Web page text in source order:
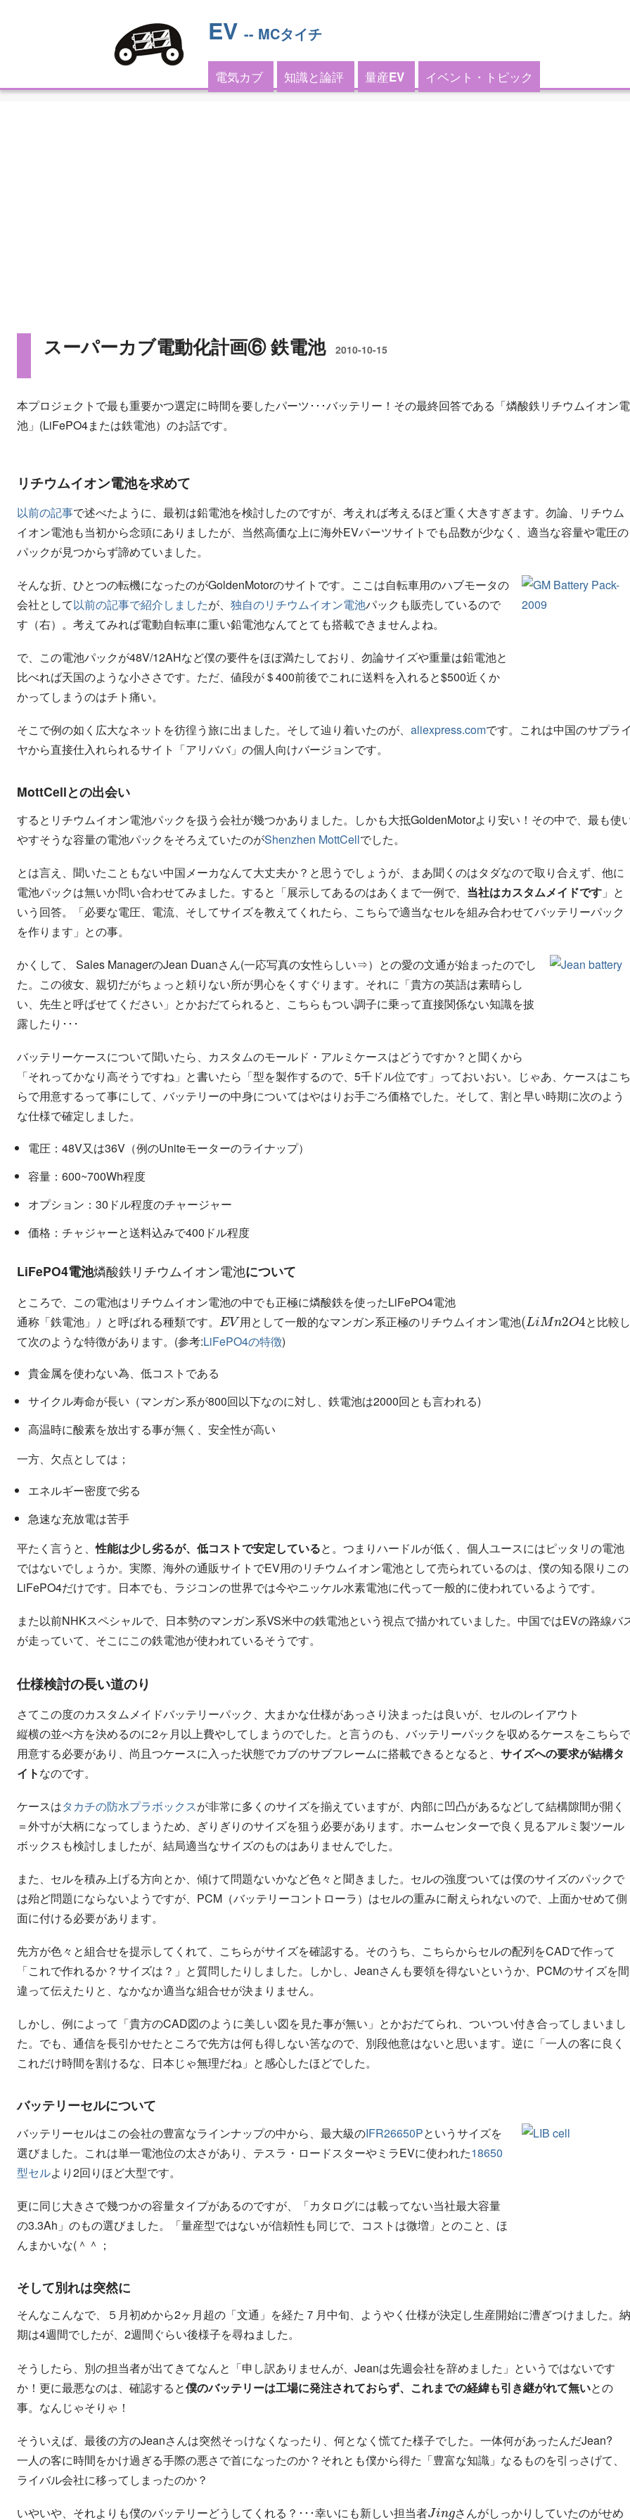
EV -- MCタイチ
電気カブ 知識と論評 量産EV イベント・トピック
スーパーカブ電動化計画⑥ 鉄電池 2010-10-15
本プロジェクトで最も重要かつ選定に時間を要したパーツ･･･バッテリー！その最終回答である「燐酸鉄リチウムイオン電
池」(LiFePO4または鉄電池）のお話です。
リチウムイオン電池を求めて
以前の記事で述べたように、最初は鉛電池を検討したのですが、考えれば考えるほど重く大きすぎます。勿論、リチウム
イオン電池も当初から念頭にありましたが、当然高価な上に海外EVパーツサイトでも品数が少なく、適当な容量や電圧の
パックが見つからず諦めていました。
そんな折、ひとつの転機になったのがGoldenMotorのサイトです。ここは自転車用のハブモータの
会社として以前の記事で紹介しましたが、 独自のリチウムイオン電池パックも販売しているので
す（右）。考えてみれば電動自転車に重い鉛電池なんてとても搭載できませんよね。
で、この電池パックが48V/12AHなど僕の要件をほぼ満たしており、勿論サイズや重量は鉛電池と
比べれば天国のような小ささです。ただ、値段が＄400前後でこれに送料を入れると$500近くか
かってしまうのはチト痛い。
そこで例の如く広大なネットを彷徨う旅に出ました。そして辿り着いたのが、 aliexpress.comです。これは中国のサプラ
ヤから直接仕入れられるサイト「アリババ」の個人向けバージョンです。
MottCellとの出会い
するとリチウムイオン電池パックを扱う会社が幾つかありました。しかも大抵GoldenMotorより安い！その中で、最も使
やすそうな容量の電池パックをそろえていたのがShenzhen MottCellでした。
とは言え、聞いたこともない中国メーカなんて大丈夫か？と思うでしょうが、まあ聞くのはタダなので取り合えず、他に
電池パックは無いか問い合わせてみました。すると「展示してあるのはあくまで一例で、 当社はカスタムメイドです 」と
いう回答。「必要な電圧、電流、そしてサイズを教えてくれたら、こちらで適当なセルを組み合わせてバッテリーパック
を作ります」との事。
かくして、 Sales ManagerのJean Duanさん(一応写真の女性らしい⇒）との愛の文通が始まったのでし
た。この彼女、親切だがちょっと頼りない所が男心をくすぐります。それに「貴方の英語は素晴らし
い、先生と呼ばせてください」とかおだてられると、こちらもつい調子に乗って直接関係ない知識を披
露したり･･･
バッテリーケースについて聞いたら、カスタムのモールド・アルミケースはどうですか？と聞くから
「それってかなり高そうですね」と書いたら「型を製作するので、5千ドル位です」っておいおい。じゃあ、ケースはこち
らで用意するって事にして、バッテリーの中身についてはやはりお手ごろ価格でした。そして、割と早い時期に次のよう
な仕様で確定しました。
電圧：48V又は36V（例のUniteモーターのライナップ）
容量：600~700Wh程度
オプション：30ドル程度のチャージャー
価格：チャジャーと送料込みで400ドル程度
LiFePO4電池燐 酸 鉄 リ チ ウ ム オ ン 電 池 について
ところで、この電池はリチウムイオン電池の中でも正極に燐酸鉄を使ったLiFePO4電池
通 称 鉄 電 池 ） 呼 ば れ る 種 類 で す 。 用 し て 般 な マ ン ガ ン 系 極 の リ チ ウ ム オ ン 電 池
通称「鉄 電池」）と呼 ばれる種類です。 E V用として一般 的 なマンガン系正
電池(LiM n2O4
と比較し
て次のような特徴があります。(参考:LiFePO4の特徴)
貴金属を使わない為、低コストである
サイクル寿命が長い（マンガン系が800回以下なのに対し、鉄電池は2000回とも言われる)
高温時に酸素を放出する事が無く、安全性が高い
一方、欠点としては；
エネルギー密度で劣る
急速な充放電は苦手
平たく言うと、性能は少し劣るが、低コストで安定していると。つまりハードルが低く、個人ユースにはピッタリの電池
ではないでしょうか。実際、海外の通販サイトでEV用のリチウムイオン電池として売られているのは、僕の知る限りこの
LiFePO4だけです。日本でも、ラジコンの世界では今やニッケル水素電池に代って一般的に使われているようです。
また以前NHKスペシャルで、日本勢のマンガン系VS米中の鉄電池という視点で描かれていました。中国ではEVの路線バ
が走っていて、そこにこの鉄電池が使われているそうです。
仕様検討の長い道のり
さてこの度のカスタムメイドバッテリーパック、大まかな仕様があっさり決まったは良いが、セルのレイアウト
縦 横 の 並 べ 方
縦 横の並べ
方
を決めるのに2ヶ月以上費やしてしまうのでした。と言うのも、バッテリーパックを収めるケースをこちらで
用意する必要があり、尚且つケースに入った状態でカブのサブフレームに搭載できるとなると、 サイズへの要求が結構タ
イトなのです。
ケースはタカチの防水プラボックスが非常に多くのサイズを揃えていますが、内部に凹凸があるなどして結構隙間が開く
＝外寸が大柄になってしまうため、ぎりぎりのサイズを狙う必要があります。ホームセンターで良く見るアルミ製ツール
ボックスも検討しましたが、結局適当なサイズのものはありませんでした。
また、セルを積み上げる方向とか、傾けて問題ないかなど色々と聞きました。セルの強度ついては僕のサイズのパックで
は殆ど問題にならないようですが、PCM（バッテリーコントローラ）はセルの重みに耐えられないので、上面かせめて側
面に付ける必要があります。
先方が色々と組合せを提示してくれて、こちらがサイズを確認する。そのうち、こちらからセルの配列をCADで作って
「これで作れるか？サイズは？」と質問したりしました。しかし、Jeanさんも要領を得ないというか、PCMのサイズを間
違って伝えたりと、なかなか適当な組合せが決まりません。
しかし、例によって「貴方のCAD図のように美しい図を見た事が無い」とかおだてられ、ついつい付き合ってしまいまし
た。でも、通信を長引かせたところで先方は何も得しない筈なので、別段他意はないと思います。逆に「一人の客に良く
これだけ時間を割けるな、日本じゃ無理だね」と感心したほどでした。
バッテリーセルについて
バッテリーセルはこの会社の豊富なラインナップの中から、最大級のIFR26650Pというサイズを
選びました。これは単一電池位の太さがあり、テスラ・ロードスターやミラEVに使われた18650
型セルより2回りほど大型です。
更に同じ大きさで幾つかの容量タイプがあるのですが、「カタログには載ってない当社最大容量
の3.3Ah」のもの選びました。「量産型ではないが信頼性も同じで、コストは微増」とのこと、ほ
んまかいな(＾＾；
そして別れは突然に
そんなこんなで、５月初めから2ヶ月超の「文通」を経た７月中旬、ようやく仕様が決定し生産開始に漕ぎつけました。納
期は4週間でしたが、2週間ぐらい後様子を尋ねました。
そうしたら、別の担当者が出てきてなんと「申し訳ありませんが、Jeanは先週会社を辞めました」というではないです
か！更に最悪なのは、確認すると僕のバッテリーは工場に発注されておらず、これまでの経緯も引き継がれて無いとの
事。なんじゃそりゃ！
そういえば、最後の方のJeanさんは突然そっけなくなったり、何となく慌てた様子でした。一体何があったんだJean?
一人の客に時間をかけ過ぎる手際の悪さで首になったのか？それとも僕から得た「豊富な知識」なるものを引っさげて、
ライバル会社に移ってしまったのか？
いやいや、それよりも僕のバッテリーどうしてくれる？･･･幸いにも新しい担当者 さ ん がしっかりしていたのがせめ